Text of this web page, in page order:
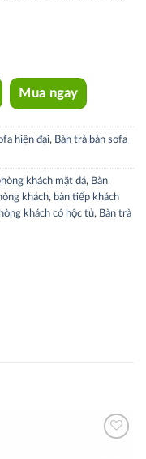
Mua ngay
hiện đại, Bàn trà bàn sofa
khách mặt đá, Bàn
khách, bàn tiếp khách
khách có hộc tủ, Bàn trà